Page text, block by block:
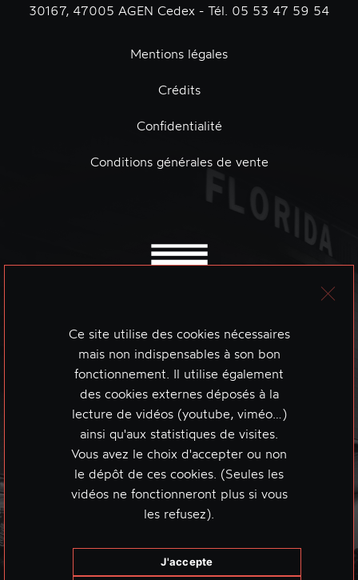
30167, 47005 AGEN Cedex - Tél. 05 53 47 59 54
Mentions légales
Crédits
Confidentialité
Conditions générales de vente
Ce site utilise des cookies nécessaires
mais non indispensables à son bon
fonctionnement. Il utilise également
des cookies externes déposés à la
lecture de vidéos (youtube, viméo…)
ainsi qu'aux statistiques de visites.
Vous avez le choix d'accepter ou non
le dépôt de ces cookies. (Seules les
vidéos ne fonctionneront plus si vous
les refusez).
J'accepte